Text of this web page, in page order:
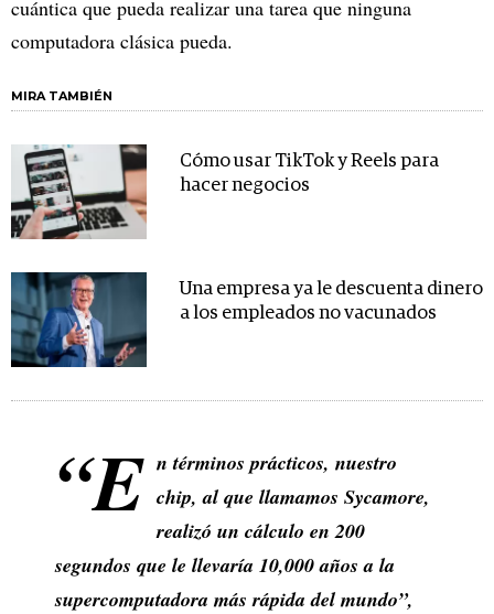
cuántica que pueda realizar una tarea que ninguna
computadora clásica pueda.
MIRA TAMBIÉN
Cómo usar TikTok y Reels para
hacer negocios
Una empresa ya le descuenta dinero
a los empleados no vacunados
“E n términos prácticos, nuestro
chip, al que llamamos Sycamore,
realizó un cálculo en 200
segundos que le llevaría 10,000 años a la
supercomputadora más rápida del mundo”,